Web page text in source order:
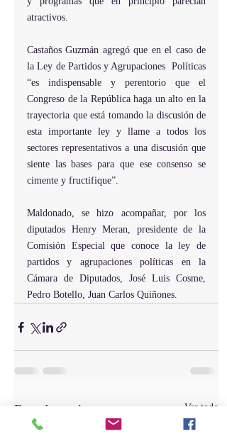
atractivos.
Castaños Guzmán agregó que en el caso de
la Ley de Partidos y Agrupaciones  Políticas
“es indispensable y perentorio que el
Congreso de la República haga un alto en la
trayectoria que está tomando la discusión de
esta importante ley y llame a todos los
sectores representativos a una discusión que
siente las bases para que ese consenso se
cimente y fructifique”.
Maldonado, se hizo acompañar, por los
diputados Henry Meran, presidente de la
Comisión Especial que conoce la ley de
partidos y agrupaciones políticas en la
Cámara de Diputados, José Luis Cosme,
Pedro Botello, Juan Carlos Quiñones.
Entradas recientes Ver todo